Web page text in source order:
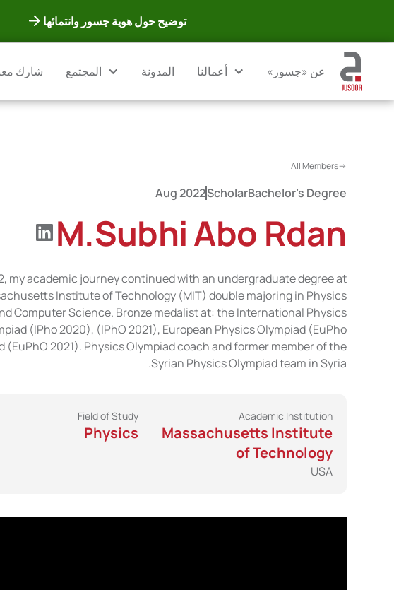
توضيح حول هوية جسور وانتمائها
عن «جسور» أعمالنا المدونة المجتمع شارك
<-All Members
Bachelor's Degree
Scholar
Aug 2022
M.Subhi Abo Rdan
my academic journey continued with an undergraduate degree at
Institute of Technology (MIT) double majoring in Physics
Computer Science. Bronze medalist at: the International Physics
(IPho 2020), (IPhO 2021), European Physics Olympiad (EuPho
(EuPhO 2021). Physics Olympiad coach and former member of the
Syrian Physics Olympiad team in Syria.
Academic Institution
Massachusetts Institute
of Technology
USA
Field of Study
Physics